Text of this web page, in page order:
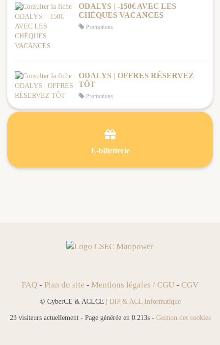
ODALYS | -150€ AVEC LES
CHÈQUES VACANCES
Promotions
ODALYS | OFFRES RÉSERVEZ
TÔT
Promotions

E-billetterie
FAQ - Plan du site - Mentions légales / CGU - CGV
© CyberCE & ACLCE | DIP & ACL Informatique
23 visiteurs actuellement - Page générée en 0.213s - Gestion des cookies